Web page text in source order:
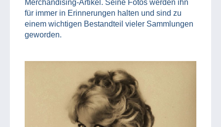
Merchandising-Artikel. Seine Fotos werden ihn
für immer in Erinnerungen halten und sind zu
einem wichtigen Bestandteil vieler Sammlungen
geworden.